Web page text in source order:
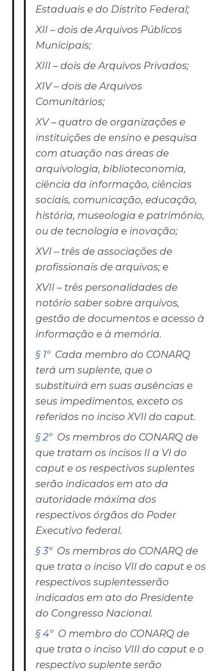
Estaduais e do Distrito Federal;
XII – dois de Arquivos Públicos
Municipais;
XIII – dois de Arquivos Privados;
XIV – dois de Arquivos
Comunitários;
XV – quatro de organizações e
instituições de ensino e pesquisa
com atuação nas áreas de
arquivologia, biblioteconomia,
ciência da informação, ciências
sociais, comunicação, educação,
história, museologia e patrimônio,
ou de tecnologia e inovação;
XVI – três de associações de
profissionais de arquivos; e
XVII – três personalidades de
notório saber sobre arquivos,
gestão de documentos e acesso à
informação e à memória.
§ 1ºCada membro do CONARQ
terá um suplente, que o
substituirá em suas ausências e
seus impedimentos, exceto os
referidos no inciso XVII do caput.
§ 2ºOs membros do CONARQ de
que tratam os incisos II a VI do
caput e os respectivos suplentes
serão indicados em ato da
autoridade máxima dos
respectivos órgãos do Poder
Executivo federal.
§ 3ºOs membros do CONARQ de
que trata o inciso VII do caput e os
respectivos suplentesserão
indicados em ato do Presidente
do Congresso Nacional.
§ 4ºO membro do CONARQ de
que trata o inciso VIII do caput e o
respectivo suplente serão